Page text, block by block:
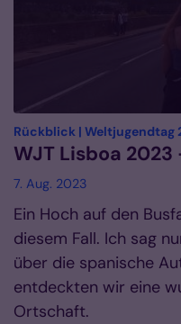
Rückblick | Weltjugendtag
WJT Lisboa
7. Aug. 2023
Ein Hoch auf den
diesem Fall. Ich sag
über die spanische
entdeckten wir eine
Ortschaft.